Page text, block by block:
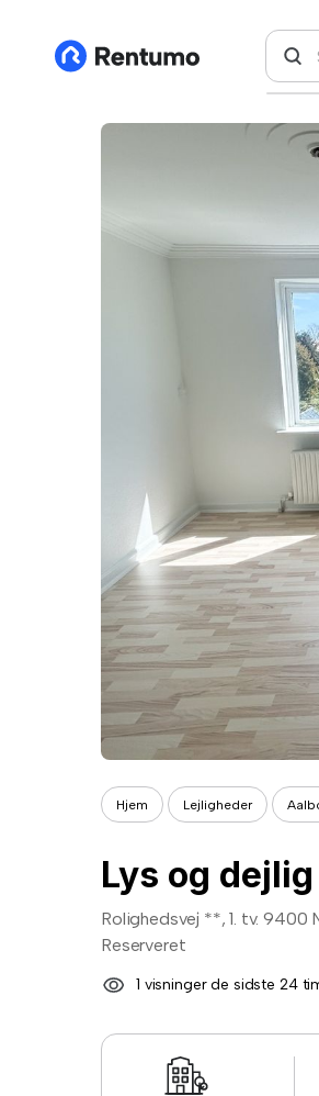
Hjem Lejligheder
Lys og
Rolighedsvej **, 1. tv. 9400
Reserveret
1 visninger de sidste 24